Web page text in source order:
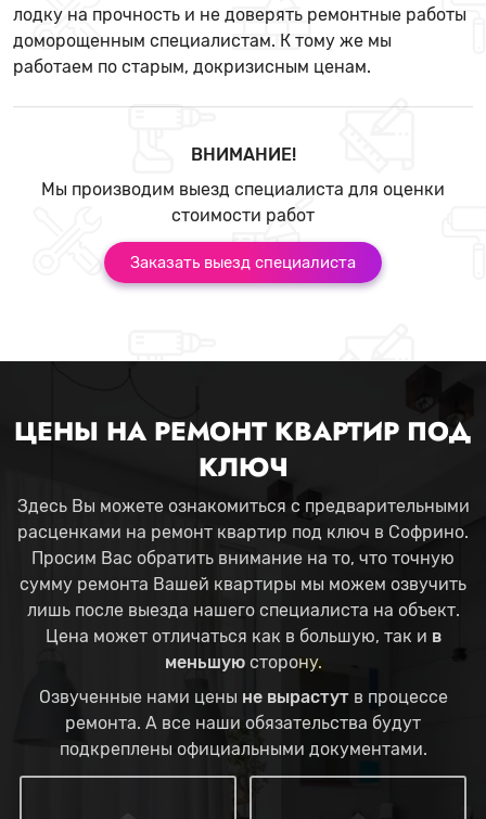
лодку на прочность и не доверять ремонтные работы
доморощенным специалистам. К тому же мы
работаем по старым, докризисным ценам.
ВНИМАНИЕ!
Мы производим выезд специалиста для оценки
стоимости работ
Заказать выезд специалиста
ЦЕНЫ НА РЕМОНТ КВАРТИР ПОД
КЛЮЧ
Здесь Вы можете ознакомиться с предварительными
расценками на ремонт квартир под ключ в Софрино.
Просим Вас обратить внимание на то, что точную
сумму ремонта Вашей квартиры мы можем озвучить
лишь после выезда нашего специалиста на объект.
Цена может отличаться как в большую, так и в
меньшуюсторону.
Озвученные нами цены не вырастутв процессе
ремонта. А все наши обязательства будут
подкреплены официальными документами.